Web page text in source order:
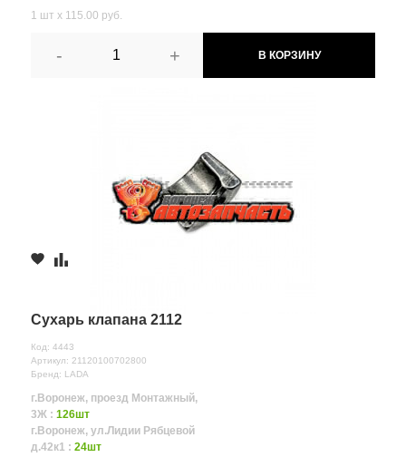
1 шт х 115.00 руб.
- + В КОРЗИНУ
Сухарь клапана 2112
Код: 4443
Артикул: 21120100702800
Бренд: LADA
г.Воронеж, проезд Монтажный,
3Ж : 126шт
г.Воронеж, ул.Лидии Рябцевой
д.42к1 : 24шт